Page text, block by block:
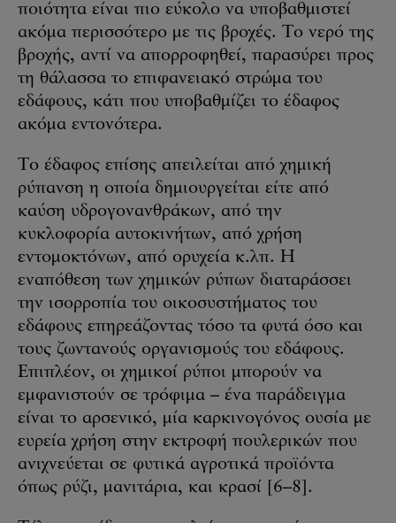
ποιότητα είναι πιο εύκολο να υποβαθμιστεί
ακόμα περισσότερο με τις βροχές. Το νερό της
βροχής, αντί να απορροφηθεί, παρασύρει προς
τη θάλασσα το επιφανειακό στρώμα του
εδάφους, κάτι που υποβαθμίζει το έδαφος
ακόμα εντονότερα.
Το έδαφος επίσης απειλείται από χημική
ρύπανση η οποία δημιουργείται είτε από
καύση υδρογονανθράκων, από την
κυκλοφορία αυτοκινήτων, από χρήση
εντομοκτόνων, από ορυχεία κ.λπ. Η
εναπόθεση των χημικών ρύπων διαταράσσει
την ισορροπία του οικοσυστήματος του
εδάφους επηρεάζοντας τόσο τα φυτά όσο και
τους ζωντανούς οργανισμούς του εδάφους.
Επιπλέον, οι χημικοί ρύποι μπορούν να
εμφανιστούν σε τρόφιμα – ένα παράδειγμα
είναι το αρσενικό, μία καρκινογόνος ουσία με
ευρεία χρήση στην εκτροφή πουλερικών που
ανιχνεύεται σε φυτικά αγροτικά προϊόντα
όπως ρύζι, μανιτάρια, και κρασί [6–8].